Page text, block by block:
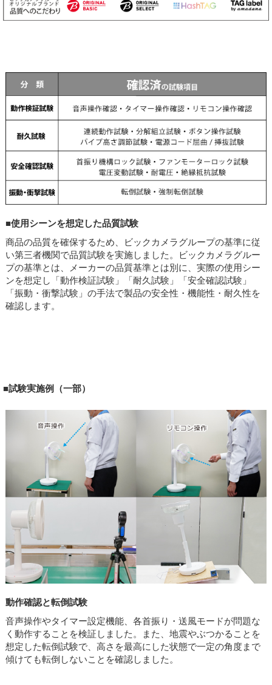
■使用シーンを想定した品質試験
商品の品質を確保するため、ビックカメラグループの基準に従
い第三者機関で品質試験を実施しました。ビックカメラグルー
プの基準とは、メーカーの品質基準とは別に、実際の使用シー
ンを想定し「動作検証試験」「耐久試験」「安全確認試験」
「振動・衝撃試験」の手法で製品の安全性・機能性・耐久性を
確認します。
■試験実施例（一部）
動作確認と転倒試験
音声操作やタイマー設定機能、各首振り・送風モードが問題な
く動作することを検証しました。また、地震やぶつかることを
想定した転倒試験で、高さを最高にした状態で一定の角度まで
傾けても転倒しないことを確認しました。